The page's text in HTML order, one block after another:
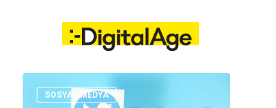
SOSYAL MEDYA